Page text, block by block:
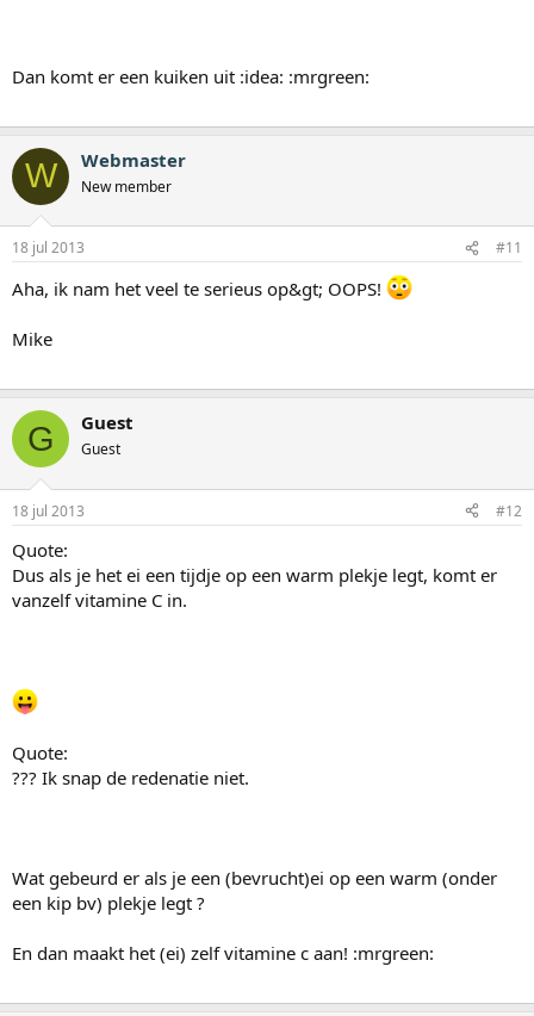
Dan komt er een kuiken uit :idea: :mrgreen:
W Webmaster
New member
18 jul 2013 #11
Aha, ik nam het veel te serieus op&gt; OOPS!
Mike
G Guest
Guest
18 jul 2013 #12
Quote:
Dus als je het ei een tijdje op een warm plekje legt, komt er
vanzelf vitamine C in.
Quote:
??? Ik snap de redenatie niet.
Wat gebeurd er als je een (bevrucht)ei op een warm (onder
een kip bv) plekje legt ?
En dan maakt het (ei) zelf vitamine c aan! :mrgreen: